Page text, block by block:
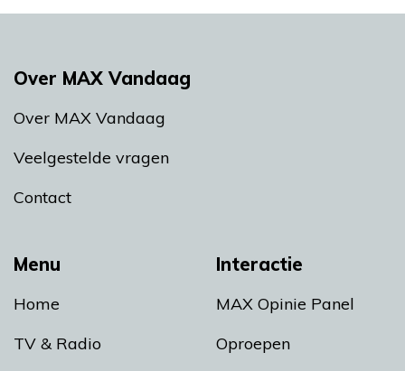
Menu
Home
TV & Radio
Interactie
MAX Opinie Panel
Oproepen
Over MAX Vandaag
Over MAX Vandaag
Veelgestelde vragen
Contact